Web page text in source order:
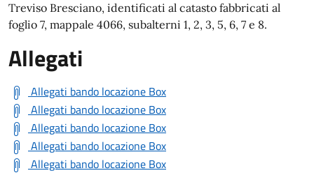
Treviso Bresciano, identificati al catasto fabbricati al
foglio 7, mappale 4066, subalterni 1, 2, 3, 5, 6, 7 e 8.
Allegati
Allegati bando locazione Box
Allegati bando locazione Box
Allegati bando locazione Box
Allegati bando locazione Box
Allegati bando locazione Box